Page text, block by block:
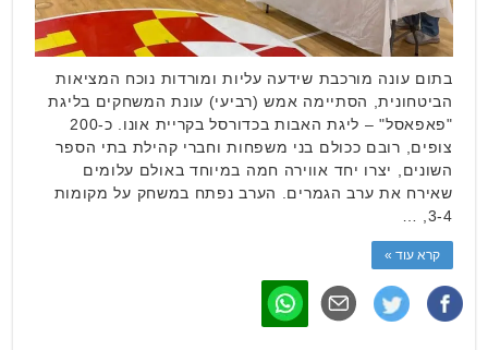
בתום עונה מורכבת שידעה עליות ומורדות נוכח המציאות
הביטחונית, הסתיימה אמש (רביעי) עונת המשחקים בליגת
"פאפאסל" – ליגת האבות בכדורסל בקריית אונו. כ-200
צופים, רובם ככולם בני משפחות וחברי קהילת בתי הספר
השונים, יצרו יחד אווירה חמה במיוחד באולם עלומים
שאירח את ערב הגמרים. הערב נפתח במשחק על מקומות
3-4, …
קרא עוד »